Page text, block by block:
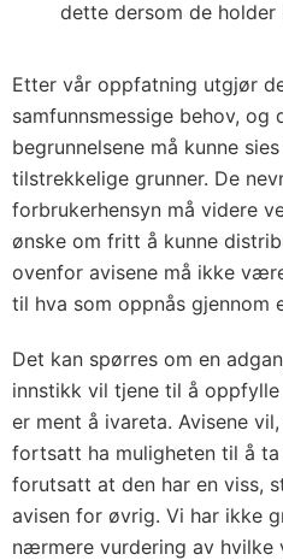
dette dersom de holder
Etter vår oppfatning utgjør
samfunnsmessige behov, og
begrunnelsene må kunne
tilstrekkelige grunner. De
forbrukerhensyn må videre
ønske om fritt å kunne
ovenfor avisene må ikke
til hva som oppnås gjennom
Det kan spørres om en
innstikk vil tjene til å
er ment å ivareta. Avisene
fortsatt ha muligheten til å ta
forutsatt at den har en viss,
avisen for øvrig. Vi har ikke
nærmere vurdering av hvilke